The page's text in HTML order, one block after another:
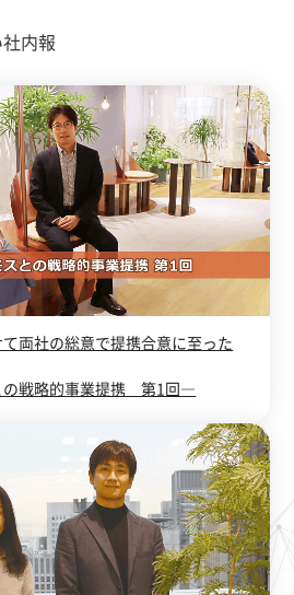
内報
両社の総意で提携合意に至った
の戦略的事業提携 第1回―